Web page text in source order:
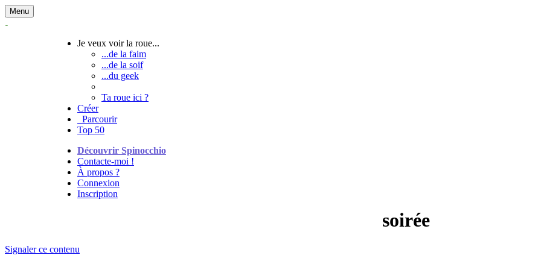
Menu
Je veux voir la roue...
...de la faim
...de la soif
...du geek
Ta roue ici ?
Créer
Parcourir
Top 50
Découvrir Spinocchio
Contacte-moi !
À propos ?
Connexion
Inscription
soirée
Signaler ce contenu